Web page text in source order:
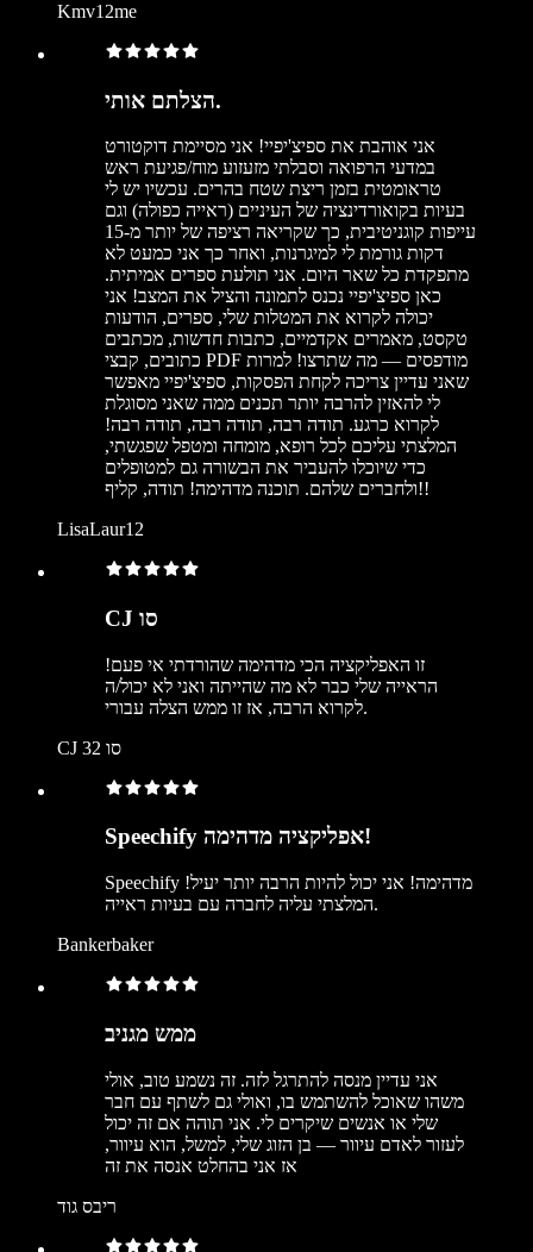
Kmv12me
הצלתם אותי.
אני אוהבת את ספיצ'יפיי! אני מסיימת דוקטורט
במדעי הרפואה וסבלתי מזעזוע מוח/פגיעת ראש
טראומטית בזמן ריצת שטח בהרים. עכשיו יש לי
בעיות בקואורדינציה של העיניים (ראייה כפולה) וגם
עייפות קוגניטיבית, כך שקריאה רציפה של יותר מ-15
דקות גורמת לי למיגרנות, ואחר כך אני כמעט לא
מתפקדת כל שאר היום. אני תולעת ספרים אמיתית.
כאן ספיצ'יפיי נכנס לתמונה והציל את המצב! אני
יכולה לקרוא את המטלות שלי, ספרים, הודעות
טקסט, מאמרים אקדמיים, כתבות חדשות, מכתבים
כתובים, קבצי PDF מודפסים — מה שתרצו! למרות
שאני עדיין צריכה לקחת הפסקות, ספיצ'יפיי מאפשר
לי להאזין להרבה יותר תכנים ממה שאני מסוגלת
לקרוא כרגע. תודה רבה, תודה רבה, תודה רבה!
המלצתי עליכם לכל רופא, מומחה ומטפל שפגשתי,
כדי שיוכלו להעביר את הבשורה גם למטופלים
ולחברים שלהם. תוכנה מדהימה! תודה, קליף!!
LisaLaur12
CJ סו
זו האפליקציה הכי מדהימה שהורדתי אי פעם!
הראייה שלי כבר לא מה שהייתה ואני לא יכול/ה
לקרוא הרבה, אז זו ממש הצלה עבורי.
CJ סו 32
Speechify אפליקציה מדהימה!
Speechify מדהימה! אני יכול להיות הרבה יותר יעיל!
המלצתי עליה לחברה עם בעיות ראייה.
Bankerbaker
ממש מגניב
אני עדיין מנסה להתרגל לזה. זה נשמע טוב, אולי
משהו שאוכל להשתמש בו, ואולי גם לשתף עם חבר
שלי או אנשים שיקרים לי. אני תוהה אם זה יכול
לעזור לאדם עיוור — בן הזוג שלי, למשל, הוא עיוור,
אז אני בהחלט אנסה את זה
ריבס גוד